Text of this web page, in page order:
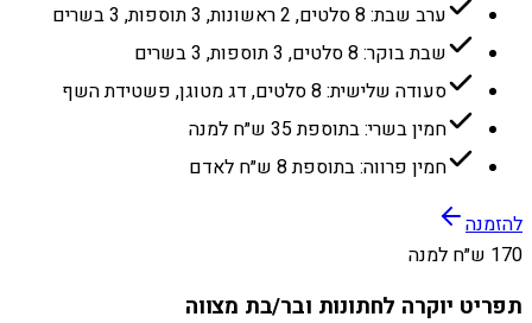
ערב שבת: 8 סלטים, 2 ראשונות, 3 תוספות, 3 בשרים
שבת בוקר: 8 סלטים, 3 תוספות, 3 בשרים
סעודה שלישית: 8 סלטים, דג מטוגן, פשטידת השף
חמין בשרי: בתוספת 35 ש״ח למנה
חמין פרווה: בתוספת 8 ש״ח לאדם
להזמנה
170 ש״ח למנה
תפריט יוקרה לחתונות ובר/בת מצווה